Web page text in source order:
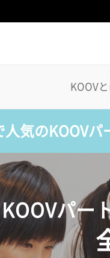
KOOV
人気のKOOV
KOOVパー